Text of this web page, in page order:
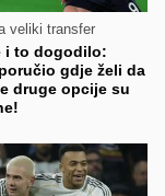
veliki transfer
i to dogodilo:
gdje želi da
druge opcije su